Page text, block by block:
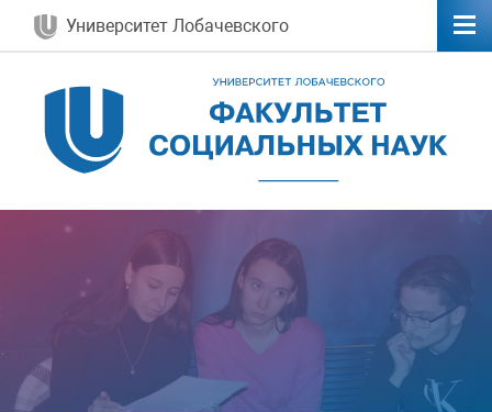
Университет Лобачевского